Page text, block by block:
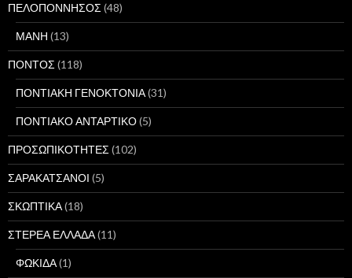
ΠΕΛΟΠΟΝΝΗΣΟΣ (48)
ΜΑΝΗ (13)
ΠΟΝΤΟΣ (118)
ΠΟΝΤΙΑΚΗ ΓΕΝΟΚΤΟΝΙΑ(31)
ΠΟΝΤΙΑΚΟ ΑΝΤΑΡΤΙΚΟ(5)
ΠΡΟΣΩΠΙΚΟΤΗΤΕΣ (102)
ΣΑΡΑΚΑΤΣΑΝΟΙ (5)
ΣΚΩΠΤΙΚΑ(18)
ΣΤΕΡΕΑ ΕΛΛΑΔΑ(11)
ΦΩΚΙΔΑ(1)